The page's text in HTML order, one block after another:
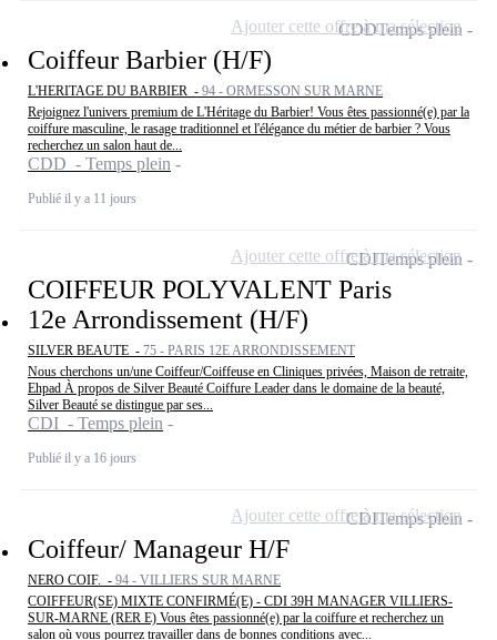
Coiffeur Barbier (H/F)
L'HERITAGE DU BARBIER - 94 - ORMESSON SUR MARNE
Rejoignez l'univers premium de L'Héritage du Barbier! Vous êtes passionné(e) par la
coiffure masculine, le rasage traditionnel et l'élégance du métier de barbier ? Vous
recherchez un salon haut de...
CDD - Temps plein
Publié il y a 11 jours
CDDTemps plein
Ajouter cette offre à ma sélection
COIFFEUR POLYVALENT Paris
12e Arrondissement (H/F)
SILVER BEAUTE - 75 - PARIS 12E ARRONDISSEMENT
Nous cherchons un/une Coiffeur/Coiffeuse en Cliniques privées, Maison de retraite,
Ehpad À propos de Silver Beauté Coiffure Leader dans le domaine de la beauté,
Silver Beauté se distingue par ses...
CDI - Temps plein
Publié il y a 16 jours
CDITemps plein
Ajouter cette offre à ma sélection
Coiffeur/ Manageur H/F
NERO COIF. - 94 - VILLIERS SUR MARNE
COIFFEUR(SE) MIXTE CONFIRMÉ(E) - CDI 39H MANAGER VILLIERS-
SUR-MARNE (RER E) Vous êtes passionné(e) par la coiffure et recherchez un
salon où vous pourrez travailler dans de bonnes conditions avec...
CDITemps plein
Ajouter cette offre à ma sélection